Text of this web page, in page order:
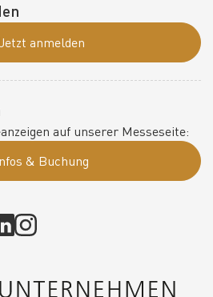
anmelden
auf unserer Messeseite:
& Buchung